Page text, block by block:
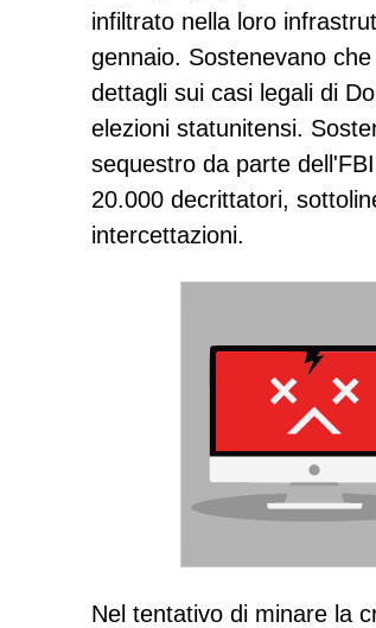
infiltrato nella loro
gennaio. Sostenevano
dettagli sui casi legali di
elezioni statunitensi.
sequestro da parte
20.000 decrittatori,
intercettazioni.
Nel tentativo di minare la